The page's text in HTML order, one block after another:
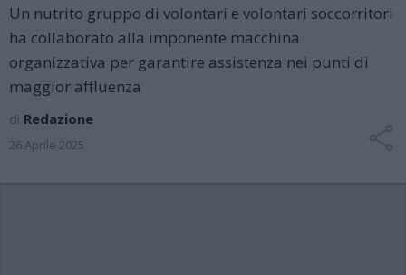
Un nutrito gruppo di volontari e volontari soccorritori
ha collaborato alla imponente macchina
organizzativa per garantire assistenza nei punti di
maggior affluenza
di Redazione
26 Aprile 2025